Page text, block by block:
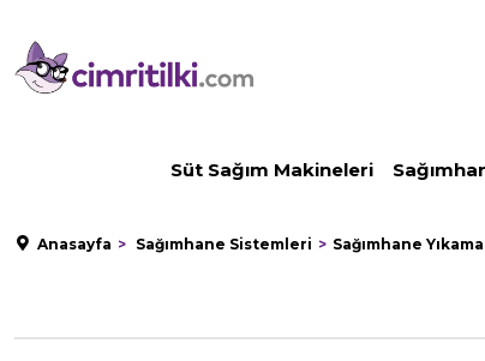
Süt Sağım Makineleri
Anasayfa Sağımhane Sistemleri Sağımhane